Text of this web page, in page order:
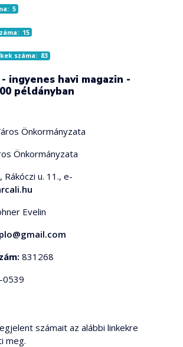
5
15
száma: 83
ingyenes havi magazin -
példányban
Önkormányzata
Önkormányzata
Rákóczi u. 11., e-
Evelin
831268
0539
számait az alábbi linkekre
meg.